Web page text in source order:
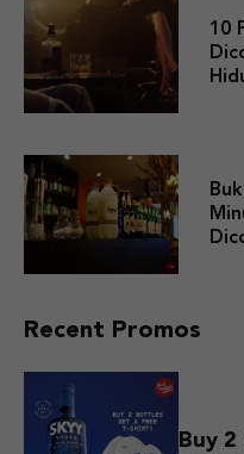
10
Recent Promos
Buy 2